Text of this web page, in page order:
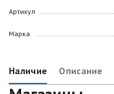
Артикул
Марка
Наличие Описание